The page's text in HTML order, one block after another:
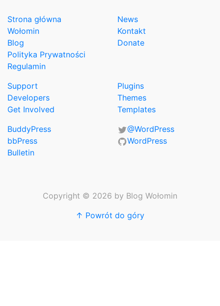
Strona główna
Wołomin
Blog
Polityka Prywatności
Regulamin
News
Kontakt
Donate
Support
Developers
Get Involved
Plugins
Themes
Templates
BuddyPress
bbPress
Bulletin
@WordPress
WordPress
Copyright © 2026 by Blog Wołomin
↑ Powrót do góry